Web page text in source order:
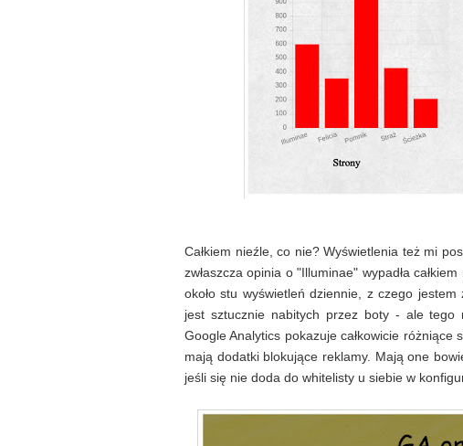
Całkiem nieźle, co nie? Wyświetlenia też mi
zwłaszcza opinia o "Illuminae" wypadła
około stu wyświetleń dziennie, z czego
jest sztucznie nabitych przez boty - ale tego
Google Analytics pokazuje całkowicie
mają dodatki blokujące reklamy. Mają one
jeśli się nie doda do whitelisty u siebie w